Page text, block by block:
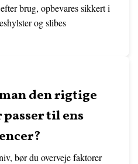
brug, opbevares sikkert i
og slibes
den rigtige
til ens
bør du overveje faktorer